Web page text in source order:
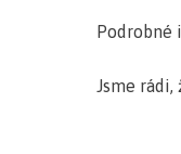
Podrobné
Jsme